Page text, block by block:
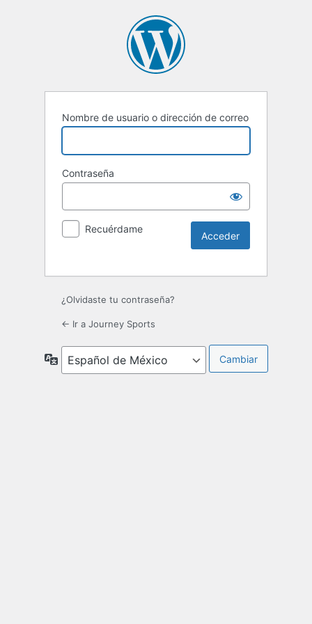
Nombre de usuario o dirección de correo
Contraseña
Recuérdame
¿Olvidaste tu contraseña?
← Ir a Journey Sports
Idioma